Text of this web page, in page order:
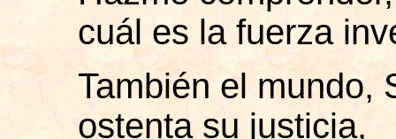
cuál es la fuerza
También el mundo,
ostenta su justicia,